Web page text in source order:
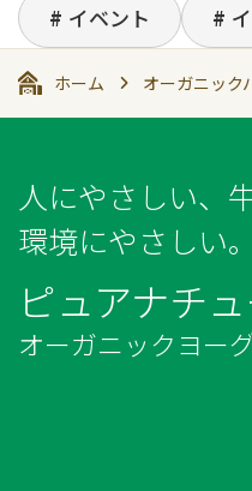
イベント
ホーム オーガニック
人にやさしい、
環境にやさしい。
ピュアナチ
オーガニックヨー